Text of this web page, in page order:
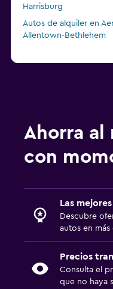
Harrisburg
Autos de alquiler en
Allentown-Bethlehem
Ahorra al
con
Las
Descubre
autos en
Precios
Consulta el
que no haya